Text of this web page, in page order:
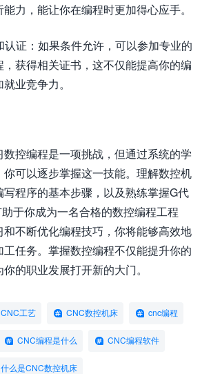
力，能让你在编程时更加得心应手。
认证：如果条件允许，可以参加专业的
获得相关证书，这不仅能提高你的编
业竞争力。
数控编程是一项挑战，但通过系统的学
可以逐步掌握这一技能。理解数控机
写程序的基本步骤，以及熟练掌握G代
于你成为一名合格的数控编程工程
和不断优化编程技巧，你将能够高效地
工任务。掌握数控编程不仅能提升你的
的职业发展打开新的大门。
CNC工艺 CNC数控机床 cnc编程
CNC编程是什么 CNC编程软件
什么是CNC数控机床